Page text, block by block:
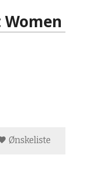
Women
Ønskeliste